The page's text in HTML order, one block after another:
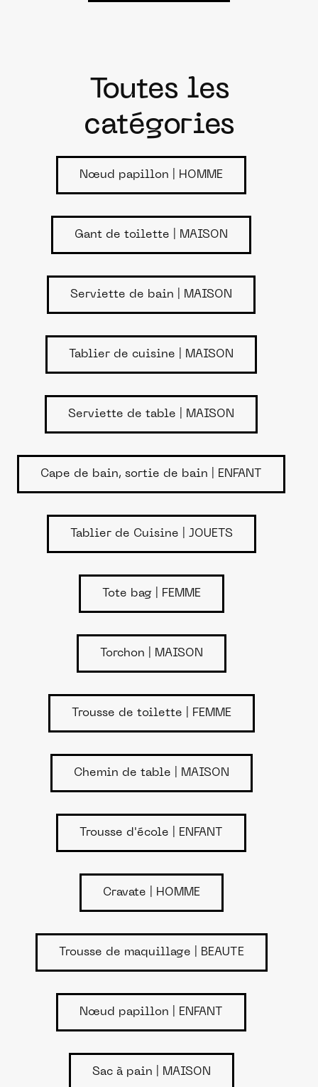
Toutes les
catégories
Nœud papillon | HOMME
Gant de toilette | MAISON
Serviette de bain | MAISON
Tablier de cuisine | MAISON
Serviette de table | MAISON
Cape de bain, sortie de bain | ENFANT
Tablier de Cuisine | JOUETS
Tote bag | FEMME
Torchon | MAISON
Trousse de toilette | FEMME
Chemin de table | MAISON
Trousse d'école | ENFANT
Cravate | HOMME
Trousse de maquillage | BEAUTE
Nœud papillon | ENFANT
Sac à pain | MAISON